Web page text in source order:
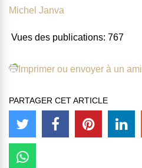
Michel Janva
Vues des publications: 767
Imprimer ou envoyer à un ami
PARTAGER CET ARTICLE